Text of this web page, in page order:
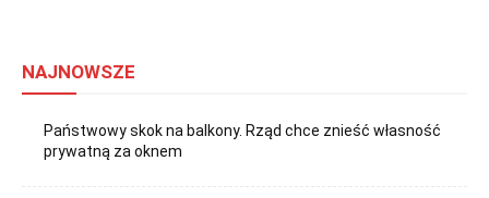
NAJNOWSZE
Państwowy skok na balkony. Rząd chce znieść własność
prywatną za oknem